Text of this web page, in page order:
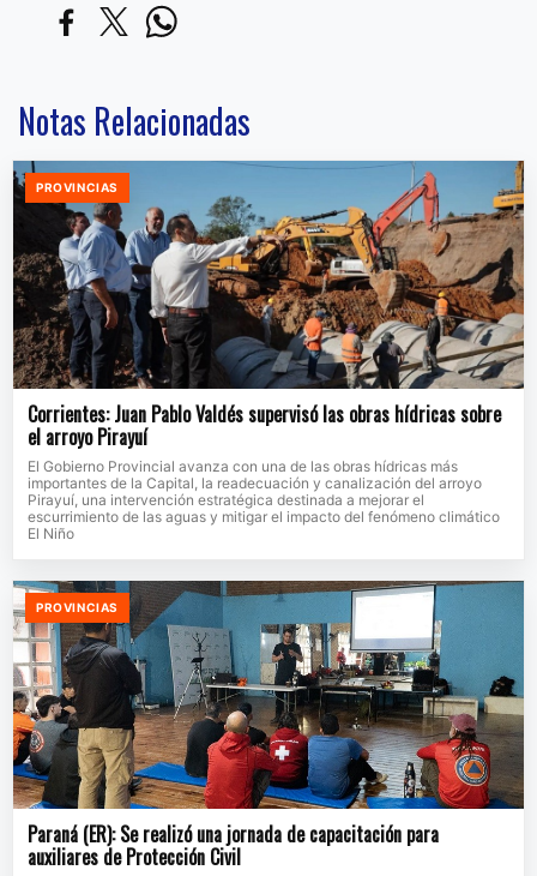
Notas Relacionadas
PROVINCIAS
Corrientes: Juan Pablo Valdés supervisó las obras hídricas sobre
el arroyo Pirayuí
El Gobierno Provincial avanza con una de las obras hídricas más
importantes de la Capital, la readecuación y canalización del arroyo
Pirayuí, una intervención estratégica destinada a mejorar el
escurrimiento de las aguas y mitigar el impacto del fenómeno climático
El Niño
PROVINCIAS
Paraná (ER): Se realizó una jornada de capacitación para
auxiliares de Protección Civil